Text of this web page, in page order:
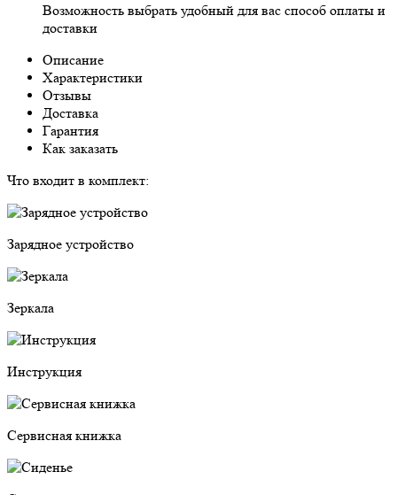
Возможность выбрать удобный для вас способ оплаты и
доставки
Описание
Характеристики
Отзывы
Доставка
Гарантия
Как заказать
Что входит в комплект:
Зарядное устройство
Зеркала
Инструкция
Сервисная книжка